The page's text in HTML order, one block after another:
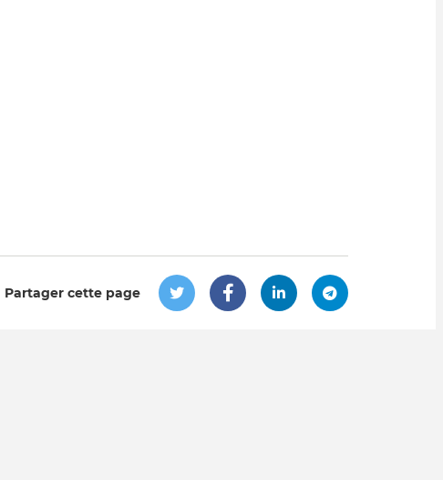
Partager cette page